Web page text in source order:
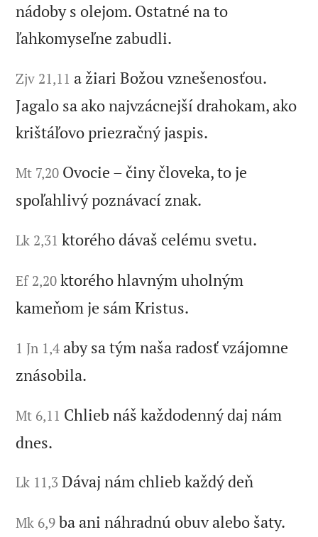
nádoby s olejom. Ostatné na to
ľahkomyseľne zabudli.
Zjv 21,11 a žiari Božou vznešenosťou.
Jagalo sa ako najvzácnejší drahokam, ako
krištáľovo priezračný jaspis.
Mt 7,20 Ovocie – činy človeka, to je
spoľahlivý poznávací znak.
Lk 2,31 ktorého dávaš celému svetu.
Ef 2,20 ktorého hlavným uholným
kameňom je sám Kristus.
1 Jn 1,4 aby sa tým naša radosť vzájomne
znásobila.
Mt 6,11 Chlieb náš každodenný daj nám
dnes.
Lk 11,3 Dávaj nám chlieb každý deň
Mk 6,9 ba ani náhradnú obuv alebo šaty.